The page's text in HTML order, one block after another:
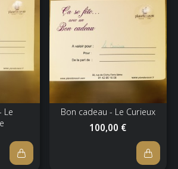
Le
Bon cadeau - Le Curieux
100,00 €